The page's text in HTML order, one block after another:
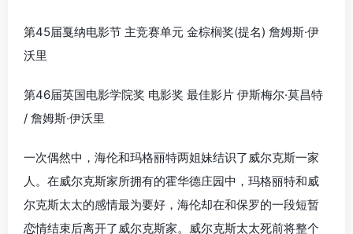
第45届戛纳电影节 主竞赛单元 金棕榈奖(提名) 詹姆斯·伊
沃里
第46届英国电影学院奖 电影奖 最佳影片 伊斯梅尔·莫昌特
/ 詹姆斯·伊沃里
一次偶然中，海伦和玛格丽特两姐妹结识了威尔克斯一家
人。在威尔克斯家所拥有的霍华德庄园中，玛格丽特和威
尔克斯太太的感情最为要好，海伦却在和保罗的一段短暂
恋情结束后离开了威尔克斯家。威尔克斯太太死前将整个